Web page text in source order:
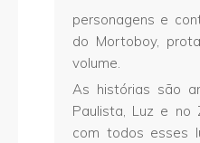
personagens e
do Mortoboy,
volume.
As histórias são
Paulista, Luz e no
com todos esses